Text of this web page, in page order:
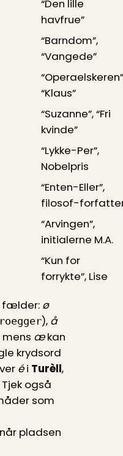
“Den lille
havfrue”
“Barndom”,
“Vangede”
“Klaus”
“Suzanne”, “Fri
kvinde”
“Lykke-Per”,
Nobelpris
“Enten-Eller”,
filosof-
“Arvingen”,
initialerne M.A.
“Kun for
forrykte”, Lise
fælder: ø
), å
mens ækan
krydsord
éi Turèll,
også
som
når pladsen